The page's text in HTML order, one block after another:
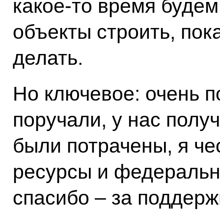
какое-то время
объекты строить,
делать.
Но ключевое: очень
поручали, у нас
были потрачены, я
ресурсы и
спасибо – за